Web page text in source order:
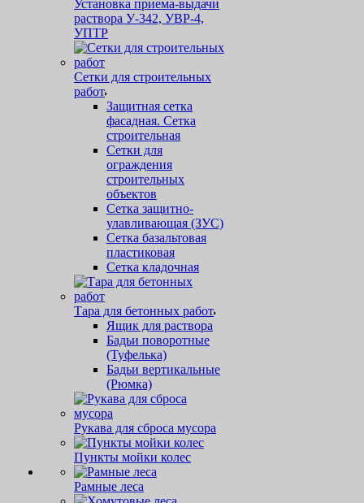
Установка приема-выдачи
раствора У-342, УВР-4,
УПТР
Сетки для строительных
работ
Защитная cетка
фасадная. Сетка
строительная
Сетки для
ограждения
строительных
объектов
Сетка защитно-
улавливающая (ЗУС)
Сетка базальтовая
пластиковая
Сетка кладочная
Тара для бетонных работ
Ящик для раствора
Бадьи поворотные
(Туфелька)
Бадьи вертикальные
(Рюмка)
Рукава для сброса мусора
Пункты мойки колес
Рамные леса